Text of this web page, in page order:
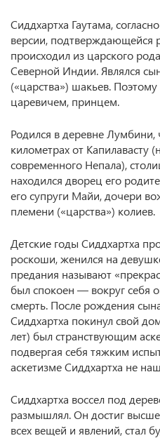
Сиддхартха Гаутама,
версии, подтверждающейся
происходил из царского
Северной Индии. Являлся
(«царства») шакьев.
царевичем, принцем.
Родился в деревне Лумбини,
километрах от Капилавасту
современного Непала),
находился дворец его
его супруги Майи, дочери
племени («царства») колиев.
Детские годы Сиддхартха
роскоши, женился на
предания называют
был спокоен — вокруг себя
смерть. После рождения
Сиддхартха покинул свой
лет) был странствующим
подвергая себя тяжким
аскетизме Сиддхартха не
Сиддхартха воссел под
размышлял. Он достиг
всех вещей и явлений, стал